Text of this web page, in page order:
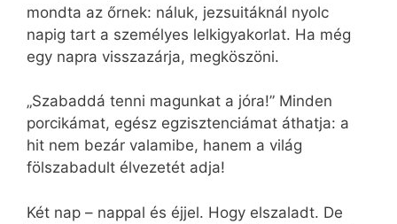
mondta az őrnek: náluk, jezsuitáknál nyolc
napig tart a személyes lelkigyakorlat. Ha még
egy napra visszazárja, megköszöni.
„Szabaddá tenni magunkat a jóra!” Minden
porcikámat, egész egzisztenciámat áthatja: a
hit nem bezár valamibe, hanem a világ
fölszabadult élvezetét adja!
Két nap – nappal és éjjel. Hogy elszaladt. De